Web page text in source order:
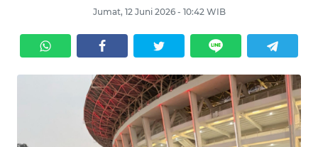
Jumat, 12 Juni 2026 - 10:42 WIB
KRIMINAL
EKUIN
SAINS-TEKNO